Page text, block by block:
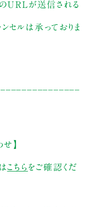
URLが送信される
セルは承っておりま
】
こちら をご確認くだ